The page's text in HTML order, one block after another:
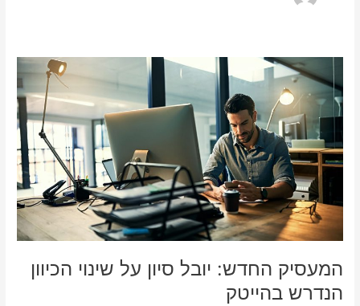
המעסיק החדש: יובל סיון על שינוי הכיוון
הנדרש בהייטק
המעסיק
החדש:
יובל
סיון
על
שינוי
הכיוון
הנדרש
בהייטק